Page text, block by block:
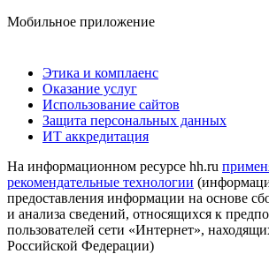
Мобильное приложение
Этика и комплаенс
Оказание услуг
Использование сайтов
Защита персональных данных
ИТ аккредитация
На информационном ресурсе hh.ru
рекомендательные технологии
предоставления информации на основе
и анализа сведений, относящихся к
пользователей сети «Интернет»,
Российской Федерации)